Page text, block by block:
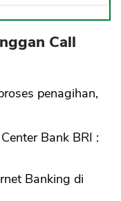
Call
penagihan,
Bank BRI :
Banking di